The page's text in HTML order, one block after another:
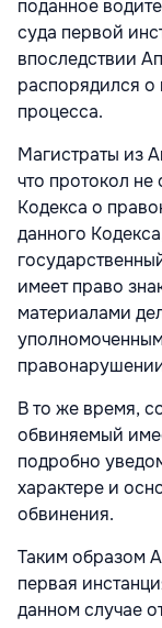
поданное
суда первой
впоследствии
распорядился
процесса.
Магистраты из
что протокол
Кодекса о
данного
имеет право
материалами
В то же время,
обвиняемый
подробно
характере и
обвинения.
Таким образом
первая
данном случае